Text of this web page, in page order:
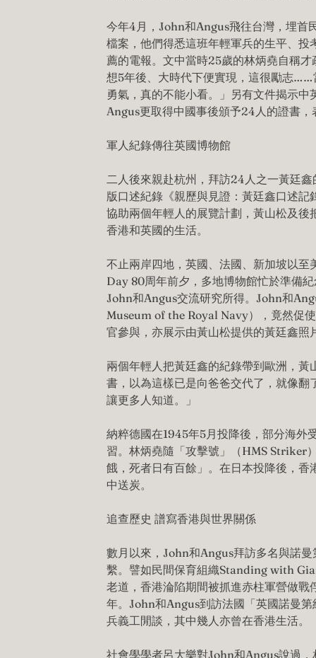
今年4月，John和Angus飛往台灣，埋首
檔案，他們得悉這班年輕軍兵的生平、
薦的電報。文中當時25歲的林炳堯自稱
想5年後、大時代下便實現，這很勵志
勇氣，真的不能小看。」另有文件揭示
Angus更取得中國事後頒予24人的證書
軍人紀錄傳往英國博物館
二人後來親赴杭州，拜訪24人之一黃廷
版口述紀錄《親歷與見證：黃廷鑫口述
協助兩個年輕人的展覽計劃，黃山松及
香港和英國的生活。
不止兩岸四地，英國、法國、新加坡以
Day 80周年前夕，多地博物館忙於準備
John和Angus交流研究所得。John和
Museum of the Royal Navy），竟然促
官參與，亦展示由黃山松提供的黃廷鑫照
兩個年輕人把黃廷鑫的紀錄帶到歐洲，
書，以為這樣已是向爸爸交代了，就像
讓更多人知道。」
納粹德國在1945年5月投降後，部分海外
習。林炳堯隨「攻擊號」（HMS Striker
餓，死者日有百餘」。在日本投降後，
中送炭。
追查歷史 譜寫香港與世界關係
數月以來，John和Angus拜訪多名與諾
繫。譬如民間保育組織Standing with
老道，香港淪陷期間被抓進赤柱軍營做
年。John和Angus到訪法國「英國諾曼
兵義工閒談，其中幾人亦曾在香港生活。
社會學學者呂大樂對John和Angus說過